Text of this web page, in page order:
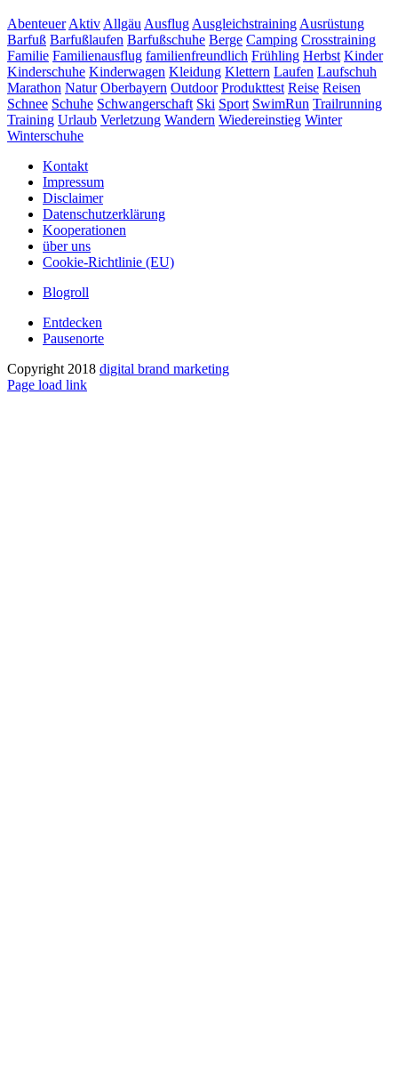
Abenteuer Aktiv Allgäu Ausflug Ausgleichstraining Ausrüstung
Barfuß Barfußlaufen Barfußschuhe Berge Camping Crosstraining
Familie Familienausflug familienfreundlich Frühling Herbst Kinder
Kinderschuhe Kinderwagen Kleidung Klettern Laufen Laufschuh
Marathon Natur Oberbayern Outdoor Produkttest Reise Reisen
Schnee Schuhe Schwangerschaft Ski Sport SwimRun Trailrunning
Training Urlaub Verletzung Wandern Wiedereinstieg Winter
Winterschuhe
Kontakt
Impressum
Disclaimer
Datenschutzerklärung
Kooperationen
über uns
Cookie-Richtlinie (EU)
Blogroll
Entdecken
Pausenorte
Copyright 2018 digital brand marketing
Facebook
X
Instagram
Pinterest
Page load link